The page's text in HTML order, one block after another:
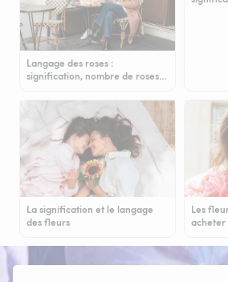
Langage des roses :
signification, nombre de roses…
La signification et le langage
des fleurs
Les
acheter